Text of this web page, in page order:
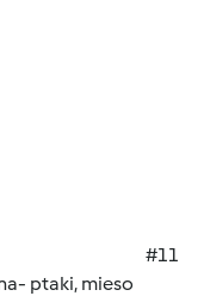
#11
ptaki, mieso